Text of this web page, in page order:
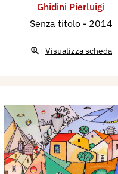
Ghidini Pierluigi
Senza titolo - 2014
Visualizza scheda